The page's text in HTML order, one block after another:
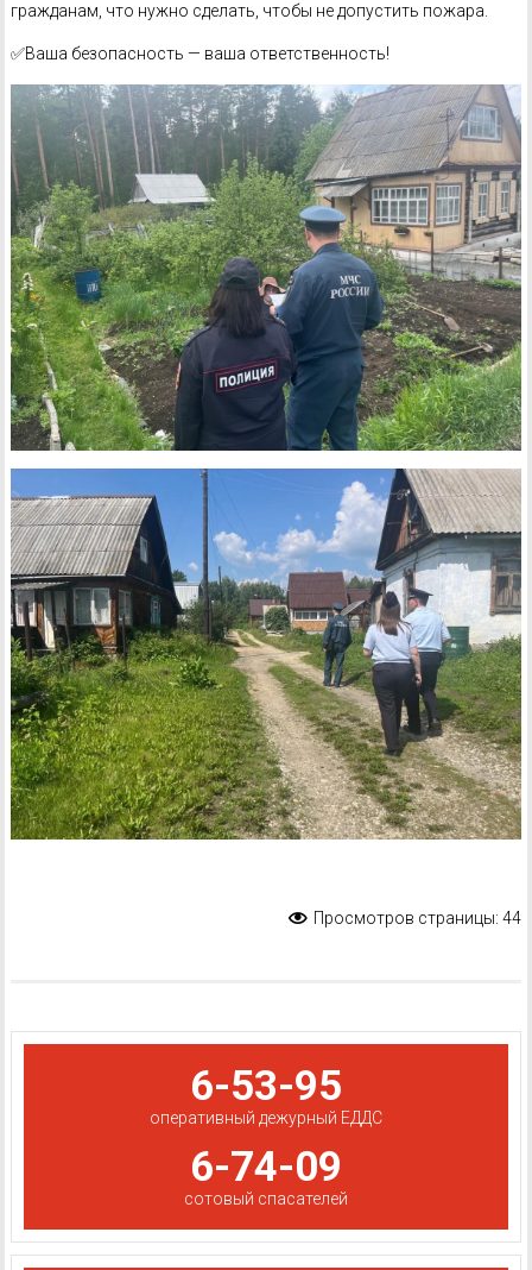
гражданам, что нужно сделать, чтобы не допустить пожара.
✅Ваша безопасность — ваша ответственность!
Просмотров страницы: 44
6-53-95
оперативный дежурный ЕДДС
6-74-09
сотовый спасателей